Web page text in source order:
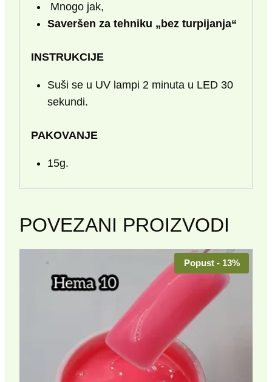
Mnogo jak,
Saveršen za tehniku „bez turpijanja“
INSTRUKCIJE
Suši se u UV lampi 2 minuta u LED 30
sekundi.
PAKOVANJE
15g.
POVEZANI PROIZVODI
Popust - 13%